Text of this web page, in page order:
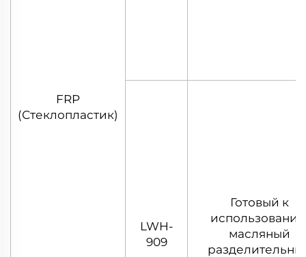
FRP
(Стеклопластик)
LWH-
909
Готовый к
масляный